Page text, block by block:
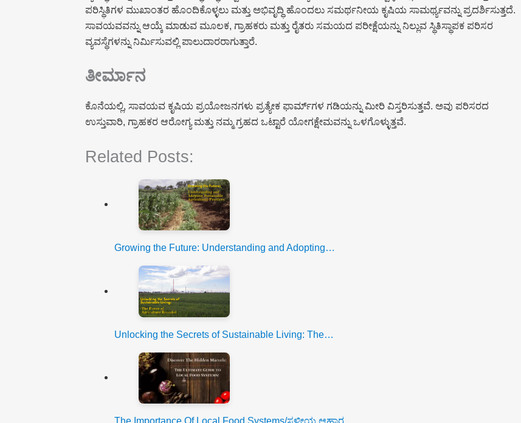
ಪರಿಸ್ಥಿತಿಗಳ ಮುಖಾಂತರ ಹೊಂದಿಕೊಳ್ಳಲು ಮತ್ತು ಅಭಿವೃದ್ಧಿ ಹೊಂದಲು ಸಮರ್ಥನೀಯ ಕೃಷಿಯ ಸಾಮರ್ಥ್ಯವನ್ನು ಪ್ರದರ್ಶಿಸುತ್ತದೆ.
ಸಾವಯವವನ್ನು ಆಯ್ಕೆ ಮಾಡುವ ಮೂಲಕ, ಗ್ರಾಹಕರು ಮತ್ತು ರೈತರು ಸಮಯದ ಪರೀಕ್ಷೆಯನ್ನು ನಿಲ್ಲುವ ಸ್ಥಿತಿಸ್ಥಾಪಕ ಪರಿಸರ
ವ್ಯವಸ್ಥೆಗಳನ್ನು ನಿರ್ಮಿಸುವಲ್ಲಿ ಪಾಲುದಾರರಾಗುತ್ತಾರೆ.
ತೀರ್ಮಾನ
ಕೊನೆಯಲ್ಲಿ, ಸಾವಯವ ಕೃಷಿಯ ಪ್ರಯೋಜನಗಳು ಪ್ರತ್ಯೇಕ ಫಾರ್ಮ್‌ಗಳ ಗಡಿಯನ್ನು ಮೀರಿ ವಿಸ್ತರಿಸುತ್ತವೆ. ಅವು ಪರಿಸರದ
ಉಸ್ತುವಾರಿ, ಗ್ರಾಹಕರ ಆರೋಗ್ಯ ಮತ್ತು ನಮ್ಮ ಗ್ರಹದ ಒಟ್ಟಾರೆ ಯೋಗಕ್ಷೇಮವನ್ನು ಒಳಗೊಳ್ಳುತ್ತವೆ.
Related Posts:
Growing the Future: Understanding and Adopting…
Unlocking the Secrets of Sustainable Living: The…
The Importance Of Local Food Systems/ಸ್ಥಳೀಯ ಆಹಾರ…